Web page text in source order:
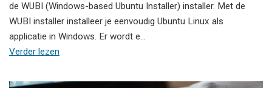
de WUBI (Windows-based Ubuntu Installer) installer. Met de
WUBI installer installeer je eenvoudig Ubuntu Linux als
applicatie in Windows. Er wordt e…
Verder lezen